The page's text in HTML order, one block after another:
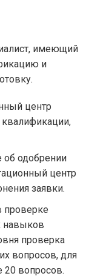
имеющий
и
центр
об одобрении
центр
заявки.
проверке
навыков
проверка
вопросов, для
20 вопросов.